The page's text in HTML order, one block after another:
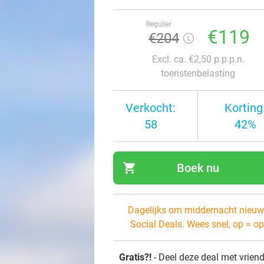
Regulier
€204 €119
Excl. ca. €2,50 p.p.p.n.
toeristenbelasting
Verkocht:
58
42%
shopping_cart Boek nu
Dagelijks om middernacht
Social Deals. Wees snel, op =
Gratis?! - Deel deze deal met